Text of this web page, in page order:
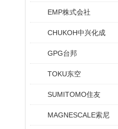
EMP株式会社
CHUKOH中兴化成
GPG台邦
TOKU东空
SUMITOMO住友
MAGNESCALE索尼